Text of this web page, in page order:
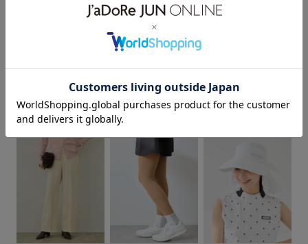
通気性
イージーケア
ROPÉ PICNIC
フリルカラーシャツ
ブラウス/UVケア・イ
ージーケア・リンク
NEW!
予約
通気性
イージーケア
ROPÉ PICNIC
NEW!
予約
イージーケア